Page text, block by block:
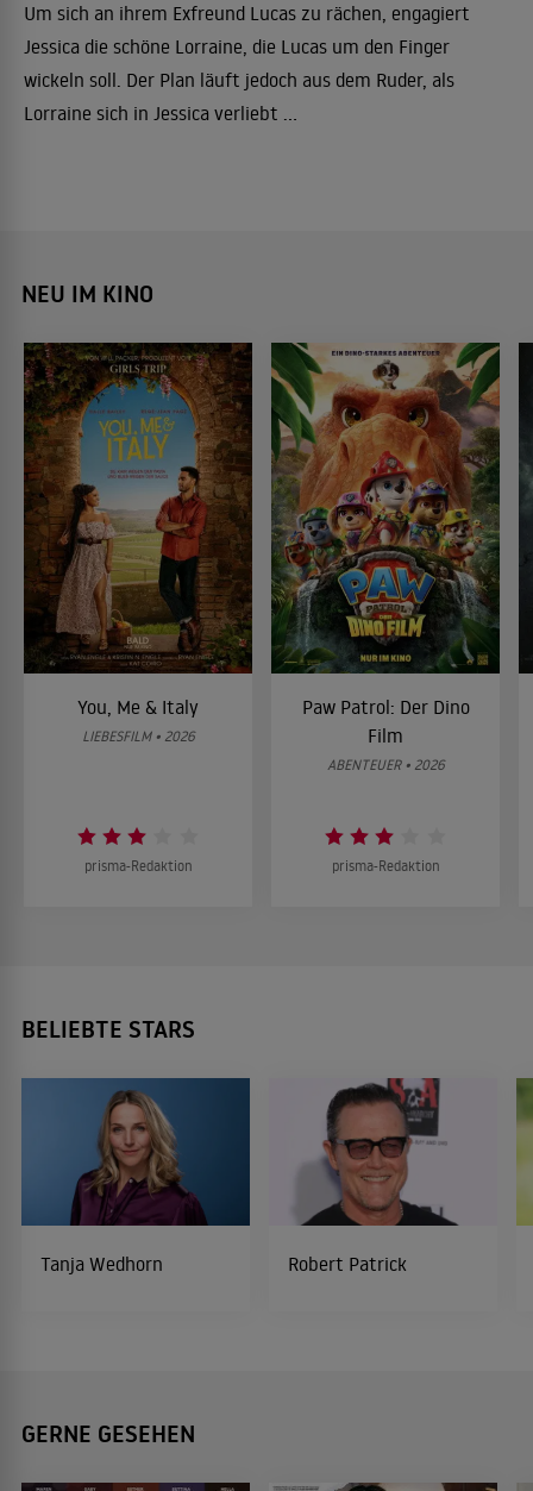
Um sich an ihrem Exfreund Lucas zu rächen, engagiert
Jessica die schöne Lorraine, die Lucas um den Finger
wickeln soll. Der Plan läuft jedoch aus dem Ruder, als
Lorraine sich in Jessica verliebt ...
NEU IM KINO
You, Me & Italy
LIEBESFILM • 2026
prisma-Redaktion
Paw Patrol: Der Dino
Film
ABENTEUER • 2026
prisma-Redaktion
BELIEBTE STARS
Tanja Wedhorn Robert Patrick
GERNE GESEHEN